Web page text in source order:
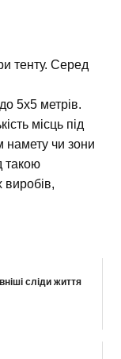
тенту. Серед
5х5 метрів.
місць під
намету чи зони
такою
виробів,
сліди життя